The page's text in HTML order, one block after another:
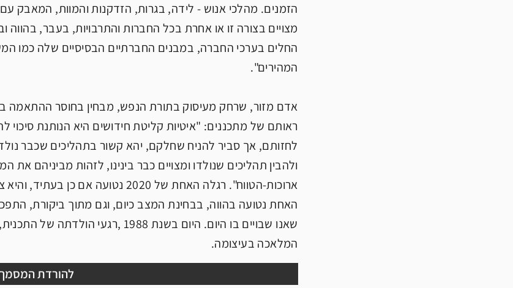
הזמנים. מהלכי אנוש - לידה, בגרות, הזדקנות והמוות, המאבק
מצויים בצורה זו או אחרת בכל החברות והתרבויות, בעבר, בהווה
החלים בערכי החברה, במבנים החברתיים הבסיסיים שלה כמו
המהירים".
אדם מזור, שרחק מעיסוק בתורת הנפש, מבחין בחוסר ההתאמה
ראותם של מתכננים: "איטיות קליטת חידושים היא הנותנת
לחזותם, אך סביר להניח שחלקם, יהא קשור בתהליכים שכבר
ולהבין תהליכים שנולדו ומצויים כבר בינינו, לזהות מביניהם
ארוכות-הטווח". רגלה האחת של 2020
האחת נטועה בהווה, בבחינת המצב כיום, וגם מתוך ביקורת,
המלאכה בעיצומה.
להורדת